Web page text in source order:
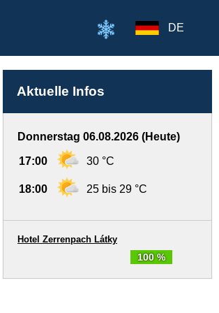
DE
Aktuelle Infos
Donnerstag 06.08.2026 (Heute)
17:00 30 °C
18:00 25 bis 29 °C
100 %
Hotel Zerrenpach Látky